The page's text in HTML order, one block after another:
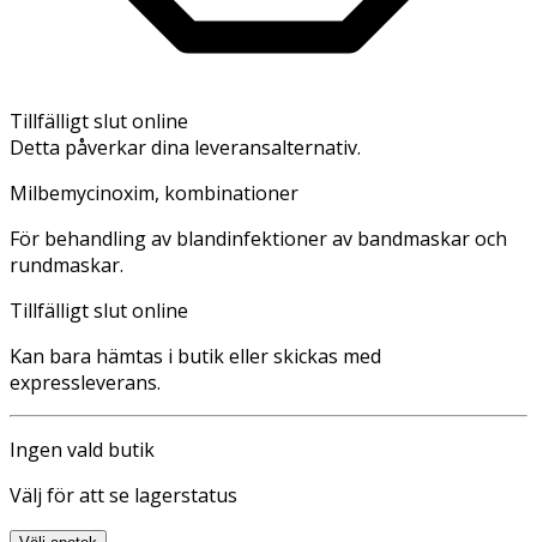
Tillfälligt slut online
Detta påverkar dina leveransalternativ.
Milbemycinoxim, kombinationer
För behandling av blandinfektioner av bandmaskar och
rundmaskar.
Tillfälligt slut online
Kan bara hämtas i butik eller skickas med
expressleverans.
Ingen vald butik
Välj för att se lagerstatus